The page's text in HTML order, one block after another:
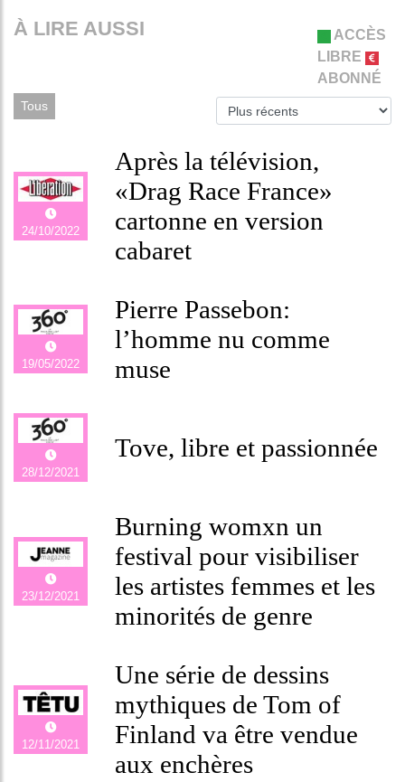
À LIRE AUSSI
ACCÈS
LIBRE
ABONNÉ
Tous
24/10/2022
Après la télévision,
«Drag Race France»
cartonne en version
cabaret
19/05/2022
Pierre Passebon:
l’homme nu comme
muse
28/12/2021
Tove, libre et passionnée
23/12/2021
Burning womxn un
festival pour visibiliser
les artistes femmes et les
minorités de genre
12/11/2021
Une série de dessins
mythiques de Tom of
Finland va être vendue
aux enchères